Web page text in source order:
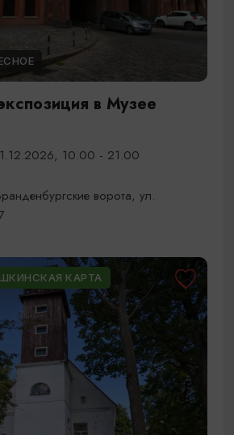
в Музее
10.00 - 21.00
ворота, ул.
КАРТА